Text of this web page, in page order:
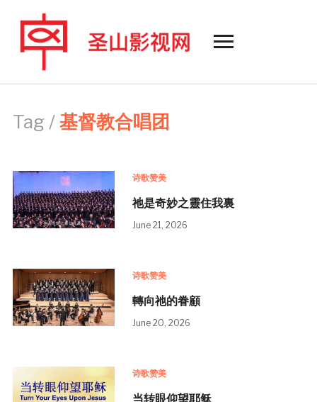
Tag /基督教合唱团
诗歌赞美
祂是奇妙之靈住我裏
June 21, 2026
诗歌赞美
轉向祂的眷顧
June 20, 2026
诗歌赞美
当转眼仰望耶稣